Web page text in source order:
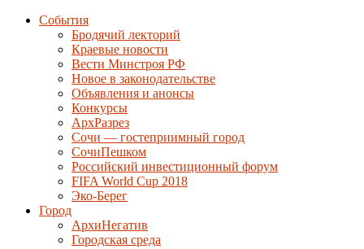
События
Бродячий лекторий
Краевые новости
Вести Минстроя РФ
Новое в законодательстве
Объявления и анонсы
Конкурсы
АрхРазрез
Сочи — гостеприимный город
СочиПешком
Российский инвестиционный форум
FIFA World Cup 2018
Эко-Берег
Город
АрхиНегатив
Городская среда